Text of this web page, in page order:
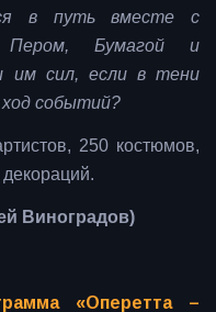
в путь вместе с
Бумагой и
им сил, если в тени
событий?
250 костюмов,
Виноградов)
«Оперетта –